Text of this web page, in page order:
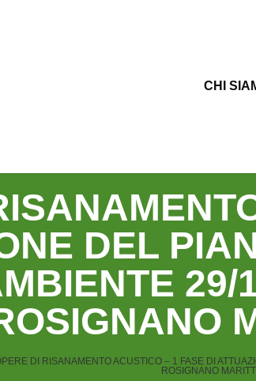
CHI
DEL
29/
DI RISANAMENTO ACUSTICO – 1 FASE DI
ROSIGNANO